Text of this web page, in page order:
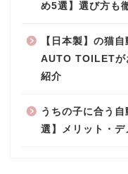
め5選】選び方も
【日本製】の猫
AUTO TOILETが
紹介
うちの子に合う
選】メリット・デ